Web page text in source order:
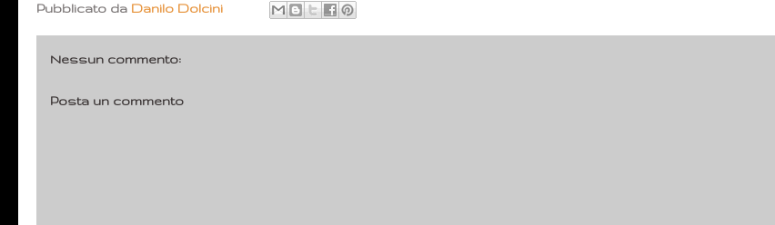
Pubblicato da Danilo Dolcini
Nessun commento:
Posta un commento